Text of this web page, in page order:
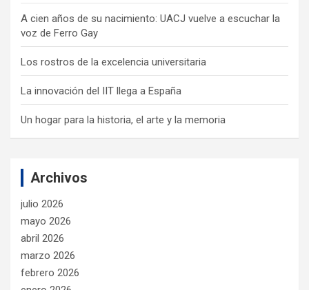
A cien años de su nacimiento: UACJ vuelve a escuchar la
voz de Ferro Gay
Los rostros de la excelencia universitaria
La innovación del IIT llega a España
Un hogar para la historia, el arte y la memoria
Archivos
julio 2026
mayo 2026
abril 2026
marzo 2026
febrero 2026